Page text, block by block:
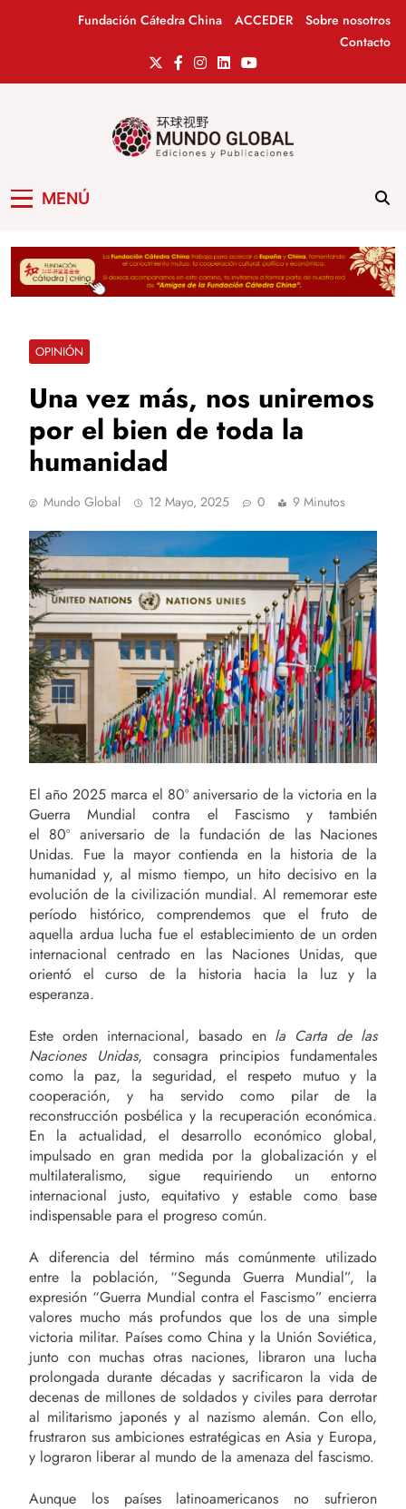
Fundación Cátedra China ACCEDER
Sobre nosotros
Contacto
MENÚ
OPINIÓN
Una vez más, nos uniremos
por el bien de toda la
humanidad
Mundo Global 12 Mayo, 2025 0 9 Minutos
El año 2025 marca el 80º aniversario de la victoria en la
Guerra Mundial contra el Fascismo y también
el 80º aniversario de la fundación de las Naciones
Unidas. Fue la mayor contienda en la historia de la
humanidad y, al mismo tiempo, un hito decisivo en la
evolución de la civilización mundial. Al rememorar este
período histórico, comprendemos que el fruto de
aquella ardua lucha fue el establecimiento de un orden
internacional centrado en las Naciones Unidas, que
orientó el curso de la historia hacia la luz y la
esperanza.
Este orden internacional, basado en la Carta de las
Naciones Unidas, consagra principios fundamentales
como la paz, la seguridad, el respeto mutuo y la
cooperación, y ha servido como pilar de la
reconstrucción posbélica y la recuperación económica.
En la actualidad, el desarrollo económico global,
impulsado en gran medida por la globalización y el
multilateralismo, sigue requiriendo un entorno
internacional justo, equitativo y estable como base
indispensable para el progreso común.
A diferencia del término más comúnmente utilizado
entre la población, “Segunda Guerra Mundial”, la
expresión “Guerra Mundial contra el Fascismo” encierra
valores mucho más profundos que los de una simple
victoria militar. Países como China y la Unión Soviética,
junto con muchas otras naciones, libraron una lucha
prolongada durante décadas y sacrificaron la vida de
decenas de millones de soldados y civiles para derrotar
al militarismo japonés y al nazismo alemán. Con ello,
frustraron sus ambiciones estratégicas en Asia y Europa,
y lograron liberar al mundo de la amenaza del fascismo.
Aunque los países latinoamericanos no sufrieron